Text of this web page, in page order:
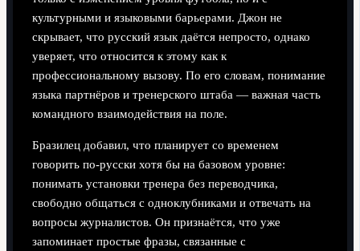
культурными и языковыми барьерами. Джон не
скрывает, что русский язык даётся непросто, однако
уверяет, что относится к этому как к
профессиональному вызову. По его словам, понимание
языка партнёров и тренерского штаба — важная часть
командного взаимодействия на поле.
Бразилец добавил, что планирует со временем
говорить по-русски хотя бы на базовом уровне:
понимать установки тренера без переводчика,
свободно общаться с одноклубниками и отвечать на
вопросы журналистов. Он признаётся, что уже
запоминает простые фразы, связанные с